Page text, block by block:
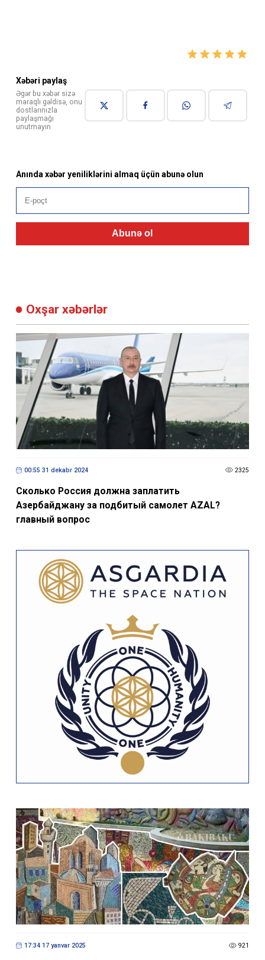
Xəbəri paylaş
Əgər bu xəbər sizə
maraqlı gəldisə, onu
dostlarınızla
paylaşmağı
unutmayın
Anında xəbər yeniliklərini almaq üçün abunə olun
Abunə ol
Oxşar xəbərlər
00:55 31 dekabr 2024 2325
Сколько Россия должна заплатить
Азербайджану за подбитый самолет AZAL?
главный вопрос
17:34 17 yanvar 2025 921